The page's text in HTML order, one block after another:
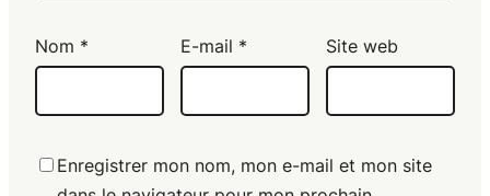
Nom * E-mail * Site web
Enregistrer mon nom, mon e-mail et mon site